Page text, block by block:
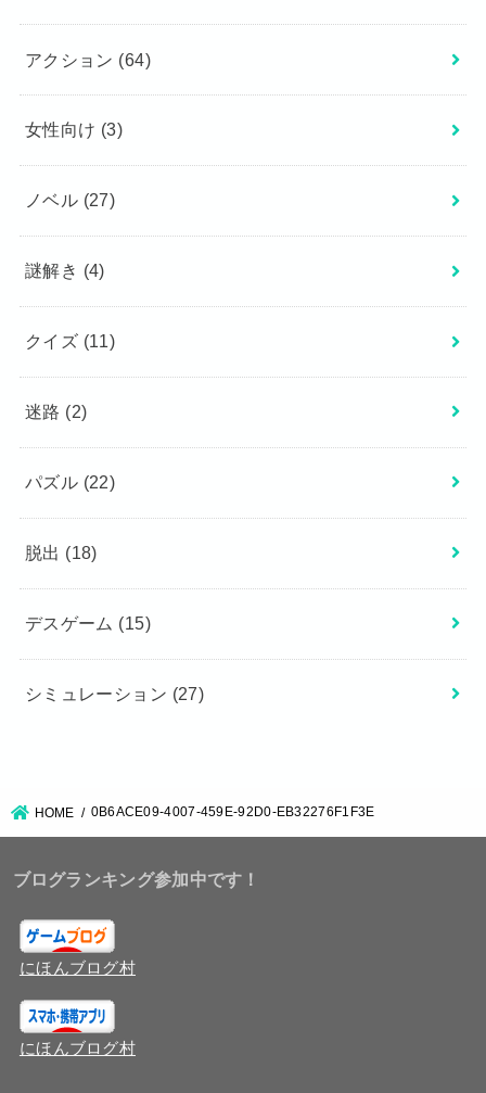
アクション (64)
女性向け (3)
ノベル (27)
謎解き (4)
クイズ (11)
迷路 (2)
パズル (22)
脱出 (18)
デスゲーム (15)
シミュレーション (27)
HOME 0B6ACE09-4007-459E-92D0-EB32276F1F3E
ブログランキング参加中です！
にほんブログ村
にほんブログ村